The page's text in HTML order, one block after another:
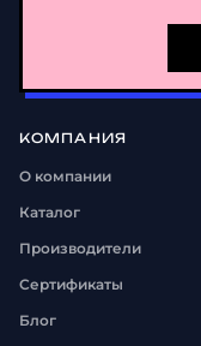
КОМПАНИЯ
О компании
Каталог
Производители
Сертификаты
Блог